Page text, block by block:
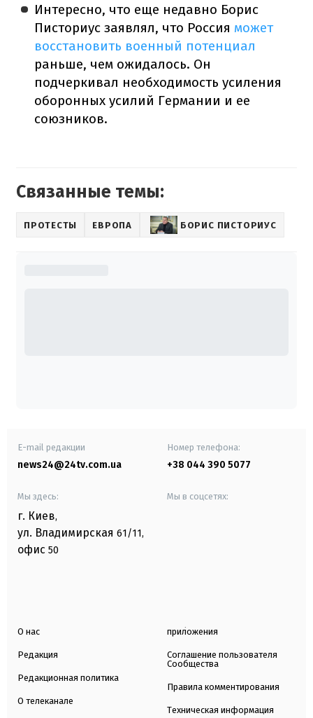
Интересно, что еще недавно Борис
Писториус заявлял, что Россия может
восстановить военный потенциал
раньше, чем ожидалось. Он
подчеркивал необходимость усиления
оборонных усилий Германии и ее
союзников.
Связанные темы:
ПРОТЕСТЫ ЕВРОПА БОРИС ПИСТОРИУС
E-mail редакции
news24@24tv.com.ua
Номер телефона:
+38 044 390 5077
Мы здесь:
г. Киев,
ул. Владимирская 61/11,
офис 50
Мы в соцсетях:
О нас
Редакция
Редакционная политика
О телеканале
приложения
Соглашение пользователя
Сообщества
Правила комментирования
Техническая информация